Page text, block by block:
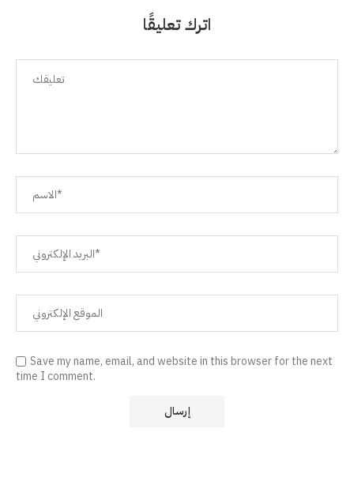
اترك تعليقًا
Save my name, email, and website in this browser for the next
time I comment.